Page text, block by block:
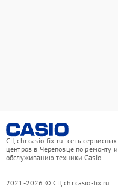
СЦ chr.casio-fix.ru - сеть сервисных
центров в Череповце по ремонту и
обслуживанию техники Casio
2021-2026 © СЦ chr.casio-fix.ru